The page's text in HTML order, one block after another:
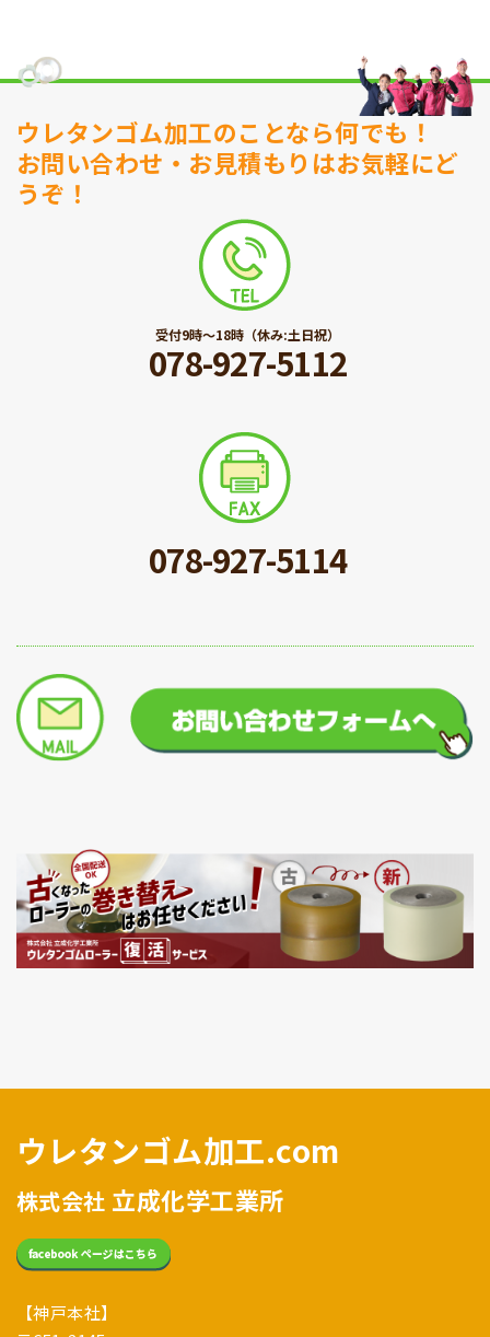
ウレタンゴム加工のことなら何でも！
お問い合わせ・お見積もりはお気軽にど
うぞ！
受付9時〜18時（休み:土日祝）
078-927-5112
078-927-5114
ウレタンゴム加工.com
株式会社 立成化学工業所
【神戸本社】